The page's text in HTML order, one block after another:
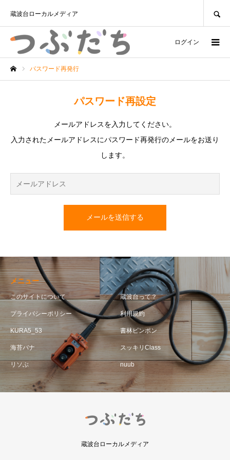
蔵波台ローカルメディア
ログイン
パスワード再発行
パスワード再設定
メールアドレスを入力してください。
入力されたメールアドレスにパスワード再発行のメールをお送り
します。
メニュー
このサイトについて 蔵波台って？
プライバシーポリシー 利用規約
KURA5_53 書林ピンポン
海苔バナ スッキリClass
リソぶ nuub
蔵波台ローカルメディア